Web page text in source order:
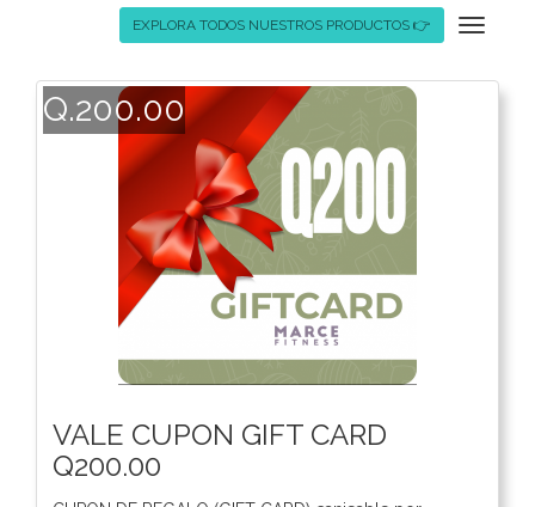
EXPLORA TODOS NUESTROS PRODUCTOS 👉
Toggle
Q.200.00
VALE CUPON GIFT CARD
Q200.00